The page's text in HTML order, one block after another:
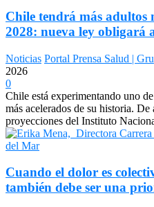
Chile tendrá más adultos
2028: nueva ley obligará
Noticias Portal Prensa Salud |
2026
0
Chile está experimentando uno
más acelerados de su historia.
proyecciones del Instituto
Cuando el dolor es
también debe ser una